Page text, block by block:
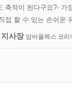
축적이 된다구요?- 가
접 할 수 있는 손쉬운
사장 암바플렉스 코리